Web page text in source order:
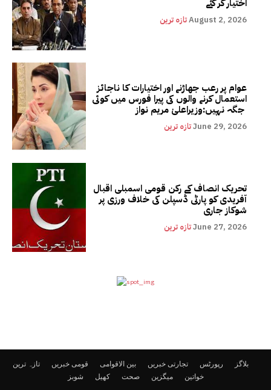
اختیار کر گئے
تازہ ترینAugust 2, 2026
عوام پر رعب جھاڑنے اور اختیارات کا ناجائز
استعمال کرنے والوں کی پیرا فورس میں کوئی
تازہ ترینJune 29, 2026
تحریک انصاف کے رکن قومی اسمبلی اقبال
آفریدی کو پارٹی ڈسپلن کی خلاف ورزی پر
شوکاز جاری
تازہ ترینJune 27, 2026
تازہ ترین قومی خبریں بین الاقوامی تجارتی خبریں رپورٹس
بلاگز
شوبز
کھیل صحت میگزین خواتین